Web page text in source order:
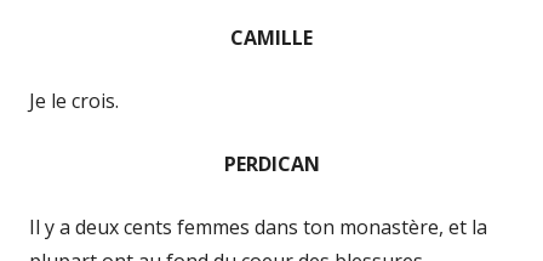
CAMILLE
Je le crois.
PERDICAN
Il y a deux cents femmes dans ton monastère, et la